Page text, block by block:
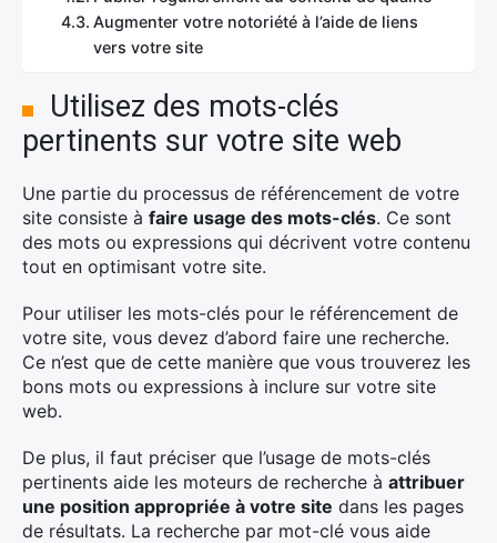
Augmenter votre notoriété à l’aide de liens
vers votre site
Utilisez des mots-clés
pertinents sur votre site web
Une partie du processus de référencement de votre
site consiste à faire usage des mots-clés. Ce sont
des mots ou expressions qui décrivent votre contenu
tout en optimisant votre site.
Pour utiliser les mots-clés pour le référencement de
votre site, vous devez d’abord faire une recherche.
Ce n’est que de cette manière que vous trouverez les
bons mots ou expressions à inclure sur votre site
web.
De plus, il faut préciser que l’usage de mots-clés
pertinents aide les moteurs de recherche à attribuer
une position appropriée à votre site dans les pages
de résultats. La recherche par mot-clé vous aide